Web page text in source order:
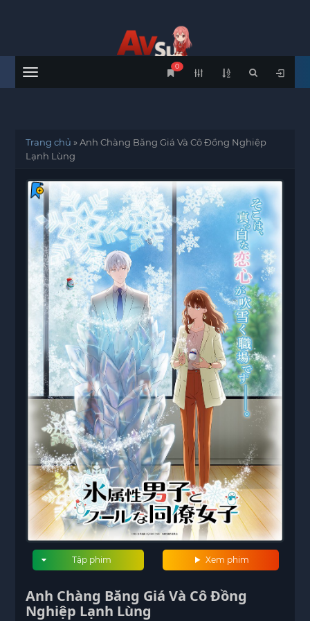
Menu
0
Trang chủ »Anh Chàng Băng Giá Và Cô Đồng Nghiệp
Lạnh Lùng
Xem phim
Tập phim
Anh Chàng Băng Giá Và Cô Đồng
Nghiệp Lạnh Lùng